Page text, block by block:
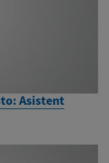
Asistent